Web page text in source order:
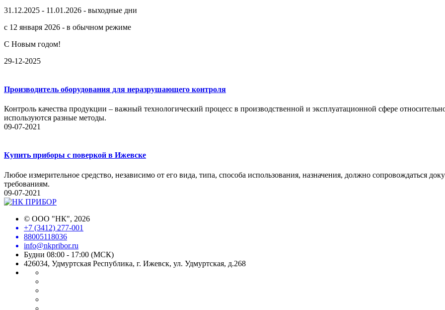
31.12.2025 - 11.01.2026 - выходные дни
с 12 января 2026 - в обычном режиме
С Новым годом!
29-12-2025
Производитель оборудования для неразрушающего контроля
Контроль качества продукции – важный технологический процесс в производственной и эксплуатационной сфере
используются разные методы.
09-07-2021
Купить приборы с поверкой в Ижевске
Любое измерительное средство, независимо от его вида, типа, способа использования, назначения, должно сопровождаться
требованиям.
09-07-2021
© ООО "НК", 2026
+7 (3412) 277-001
88005118036
info@nkpribor.ru
Будни 08:00 - 17:00 (МСК)
426034, Удмуртская Республика, г. Ижевск, ул. Удмуртская, д.268